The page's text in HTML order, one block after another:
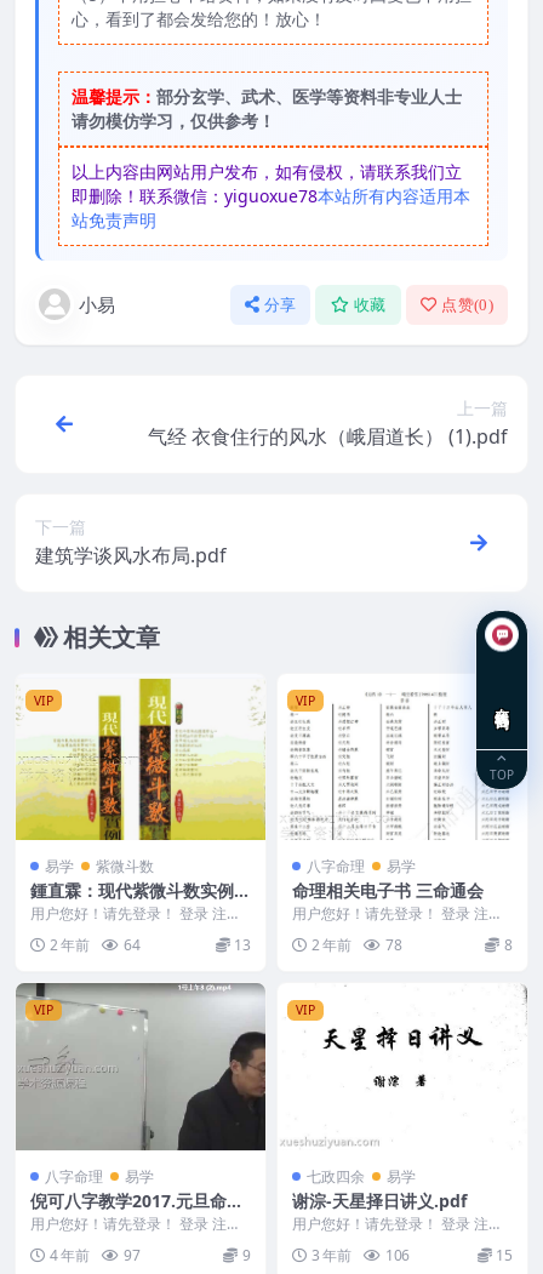
心，看到了都会发给您的！放心！
温馨提示： 部分玄学、武术、医学等资料非专业人士
请勿模仿学习，仅供参考！
以上内容由网站用户发布，如有侵权，请联系我们立
即删除！联系微信：yiguoxue78本站所有内容适用本
站免责声明
小易 分享 收藏 点赞(0)
上一篇
气经 衣食住行的风水（峨眉道长） (1).pdf
下一篇
建筑学谈风水布局.pdf
相关文章
VIP
易学 紫微斗数
鍾直霖：现代紫微斗数实例.p
df
用户您好！请先登录！ 登录 注册
鍾直霖：现代紫微斗数实例.pdf 24
0301...
2 年前 64 13
VIP
八字命理 易学
命理相关电子书 三命通会
用户您好！请先登录！ 登录 注册
命理相关电子书 三命通会 171页 2
4020...
2 年前 78 8
VIP
八字命理 易学
倪可八字教学2017.元旦命理
班 视频 +录音 15集
用户您好！请先登录！ 登录 注册
倪可老师2017.元旦命理班 倪可 2
017年...
4 年前 97 9
VIP
七政四余 易学
谢淙-天星择日讲义.pdf
用户您好！请先登录！ 登录 注册
谢淙-天星择日讲义.pdf 2312106-
2... 3 年前 106 15
TOP